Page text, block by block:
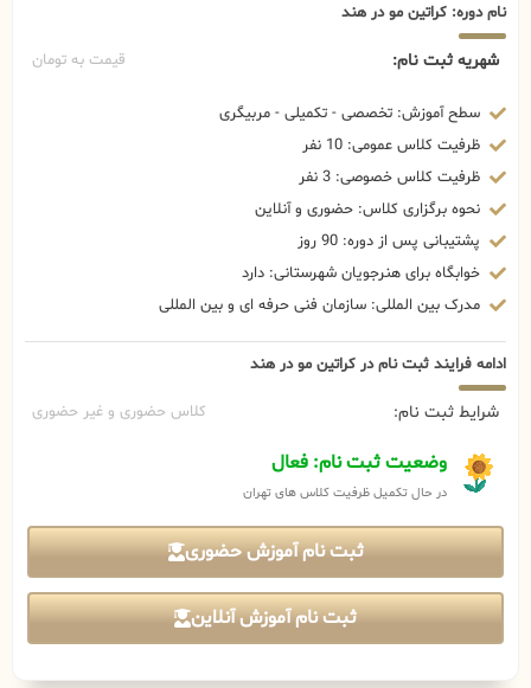
نام دوره: کراتین مو در هند
شهریه ثبت نام: قیمت به تومان
سطح آموزش: تخصصی - تکمیلی - مربیگری
ظرفیت کلاس عمومی: 10 نفر
ظرفیت کلاس خصوصی: 3 نفر
نحوه برگزاری کلاس: حضوری و آنلاین
پشتیبانی پس از دوره: 90 روز
خوابگاه برای هنرجویان شهرستانی: دارد
مدرک بین المللی: سازمان فنی حرفه ای و بین المللی
ادامه فرایند ثبت نام در کراتین مو در هند
شرایط ثبت نام: کلاس حضوری و غیر حضوری
وضعیت ثبت نام: فعال
در حال تکمیل ظرفیت کلاس های تهران
ثبت نام آموزش حضوری
ثبت نام آموزش آنلاین